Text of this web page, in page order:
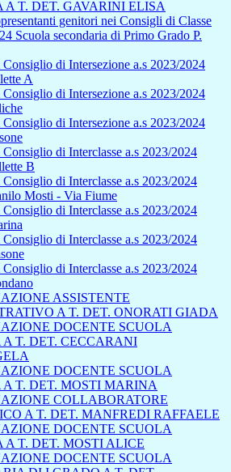
A T. DET. GAVARINI ELISA
genitori nei Consigli di Classe
Scuola secondaria di Primo Grado P.
di Intersezione a.s 2023/2024
A
di Intersezione a.s 2023/2024
di Intersezione a.s 2023/2024
di Interclasse a.s 2023/2024
B
di Interclasse a.s 2023/2024
Mosti - Via Fiume
di Interclasse a.s 2023/2024
di Interclasse a.s 2023/2024
di Interclasse a.s 2023/2024
ASSISTENTE
A T. DET. ONORATI GIADA
DOCENTE SCUOLA
T. DET. CECCARANI
DOCENTE SCUOLA
T. DET. MOSTI MARINA
COLLABORATORE
A T. DET. MANFREDI RAFFAELE
DOCENTE SCUOLA
A T. DET. MOSTI ALICE
DOCENTE SCUOLA